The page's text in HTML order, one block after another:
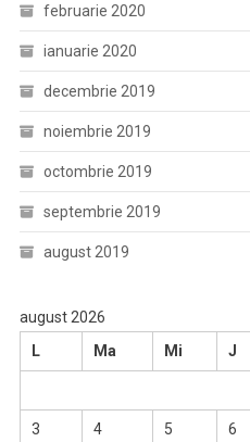
februarie 2020
ianuarie 2020
decembrie 2019
noiembrie 2019
octombrie 2019
septembrie 2019
august 2019
august 2026
L
Ma Mi J
3 4 5 6